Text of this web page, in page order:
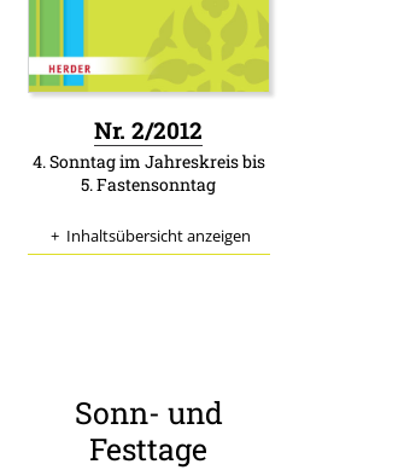
Nr. 2/2012
4. Sonntag im Jahreskreis bis
5. Fastensonntag
Inhaltsübersicht anzeigen
Sonn- und
Festtage